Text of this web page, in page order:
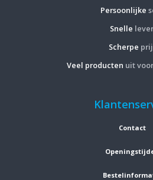
Persoonlijke
Snelle
Scherpe
Veel producten uit
Contact